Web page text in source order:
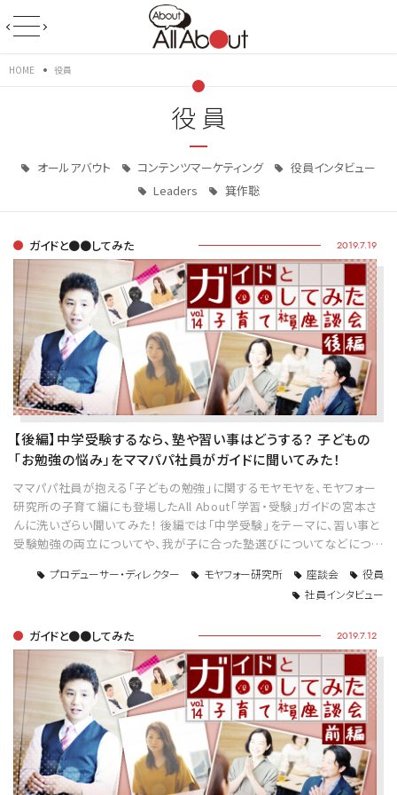
HOME 役員
役員
オールアバウト コンテンツマーケティング
役員インタビュー
Leaders
箕作聡
ガイドと●●してみた 2019.7.19
【後編】中学受験するなら、塾や習い事はどうする？ 子どもの
「お勉強の悩み」をママパパ社員がガイドに聞いてみた！
ママパパ社員が抱える「子どもの勉強」に関するモヤモヤを、モヤフォー
研究所の子育て編にも登場したAll About「学習・受験」ガイドの宮本さ
んに洗いざらい聞いてみた！ 後編では「中学受験」をテーマに、習い事と
受験勉強の両立についてや、我が子に合った塾選びについてなどにつ…
プロデューサー・ディレクター モヤフォー研究所 座談会
役員
社員インタビュー
ガイドと●●してみた 2019.7.12